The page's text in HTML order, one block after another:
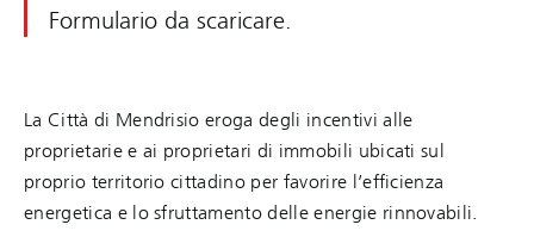
Formulario da scaricare.
La Città di Mendrisio eroga degli incentivi alle
proprietarie e ai proprietari di immobili ubicati sul
proprio territorio cittadino per favorire l’efficienza
energetica e lo sfruttamento delle energie rinnovabili.